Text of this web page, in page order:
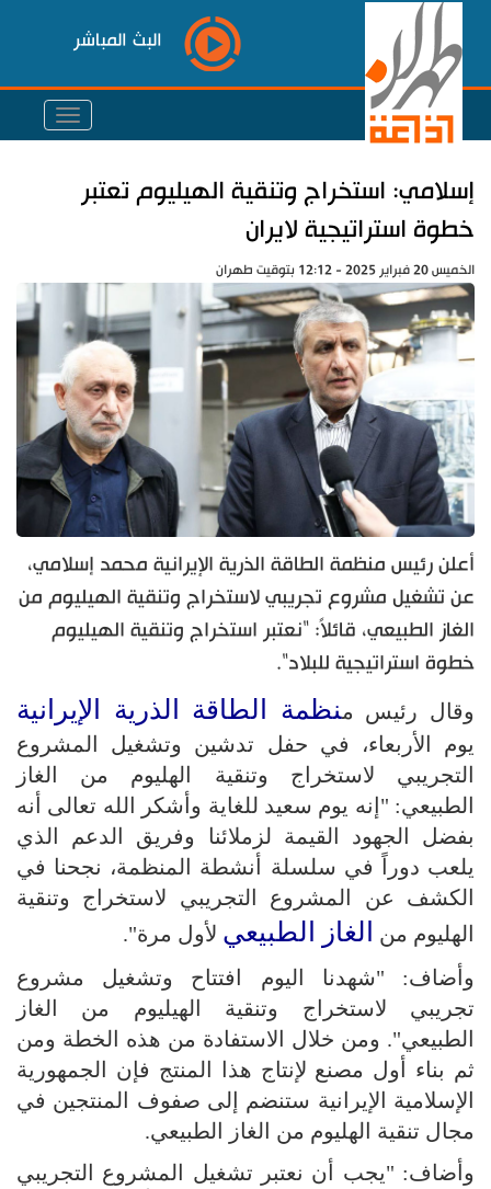
البث المباشر
إسلامي: استخراج وتنقية الهيليوم تعتبر
خطوة استراتيجية لايران
الخميس 20 فبراير 2025 - 12:12 بتوقيت طهران
أعلن رئيس منظمة الطاقة الذرية الإيرانية محمد إسلامي،
عن تشغيل مشروع تجريبي لاستخراج وتنقية الهيليوم من
الغاز الطبيعي، قائلاً: "نعتبر استخراج وتنقية الهيليوم
خطوة استراتيجية للبلاد".
وقال رئيس منظمة الطاقة الذرية الإيرانية
يوم الأربعاء، في حفل تدشين وتشغيل المشروع
التجريبي لاستخراج وتنقية الهليوم من الغاز
الطبيعي: "إنه يوم سعيد للغاية وأشكر الله تعالى أنه
بفضل الجهود القيمة لزملائنا وفريق الدعم الذي
يلعب دوراً في سلسلة أنشطة المنظمة، نجحنا في
الكشف عن المشروع التجريبي لاستخراج وتنقية
الهليوم من
الغاز الطبيعي لأول مرة".
وأضاف: "شهدنا اليوم افتتاح وتشغيل مشروع
تجريبي لاستخراج وتنقية الهيليوم من الغاز
الطبيعي". ومن خلال الاستفادة من هذه الخطة ومن
ثم بناء أول مصنع لإنتاج هذا المنتج فإن الجمهورية
الإسلامية الإيرانية ستنضم إلى صفوف المنتجين في
مجال تنقية الهليوم من الغاز الطبيعي.
وأضاف: "يجب أن نعتبر تشغيل المشروع التجريبي